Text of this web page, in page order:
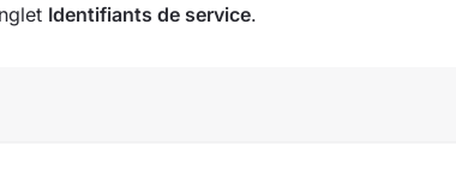
Identifiants de service.